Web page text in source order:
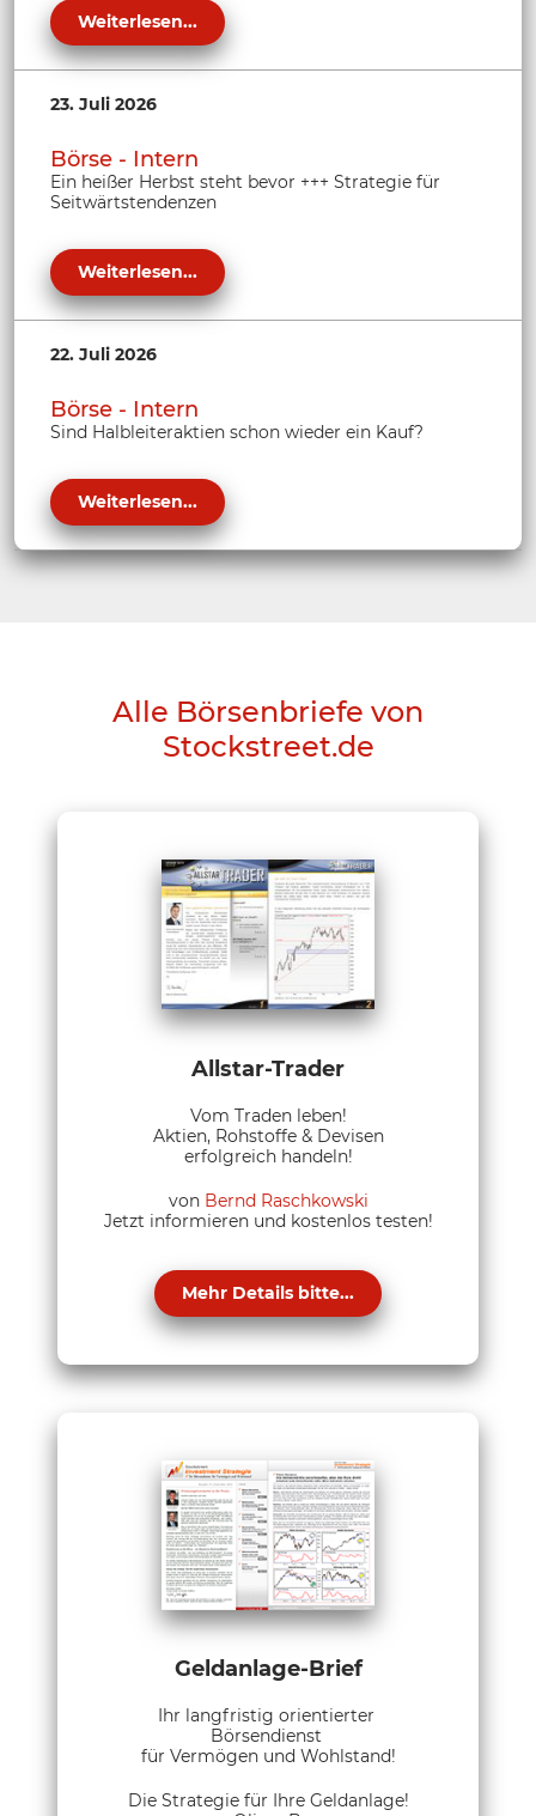
Weiterlesen...
23. Juli 2026
Börse - Intern
Ein heißer Herbst steht bevor +++ Strategie für
Seitwärtstendenzen
Weiterlesen...
22. Juli 2026
Börse - Intern
Sind Halbleiteraktien schon wieder ein Kauf?
Weiterlesen...
Alle Börsenbriefe von
Stockstreet.de
Allstar-Trader
Vom Traden leben!
Aktien, Rohstoffe & Devisen
erfolgreich handeln!
von Bernd Raschkowski
Jetzt informieren und kostenlos testen!
Mehr Details bitte...
Geldanlage-Brief
Ihr langfristig orientierter
Börsendienst
für Vermögen und Wohlstand!
Die Strategie für Ihre Geldanlage!